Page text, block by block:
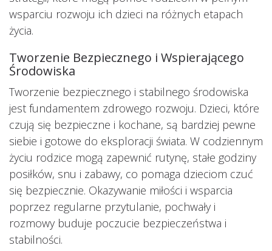
wsparciu rozwoju ich dzieci na różnych etapach
życia.
Tworzenie Bezpiecznego i Wspierającego
Środowiska
Tworzenie bezpiecznego i stabilnego środowiska
jest fundamentem zdrowego rozwoju. Dzieci, które
czują się bezpieczne i kochane, są bardziej pewne
siebie i gotowe do eksploracji świata. W codziennym
życiu rodzice mogą zapewnić rutynę, stałe godziny
posiłków, snu i zabawy, co pomaga dzieciom czuć
się bezpiecznie. Okazywanie miłości i wsparcia
poprzez regularne przytulanie, pochwały i
rozmowy buduje poczucie bezpieczeństwa i
stabilności.